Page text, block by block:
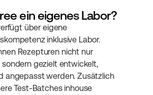
ein eigenes Labor?
über eigene
inklusive Labor.
Rezepturen nicht nur
gezielt entwickelt,
angepasst werden. Zusätzlich
Test-Batches inhouse